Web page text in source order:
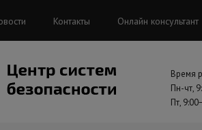
Контакты Онлайн консультант
Время
Пн-чт,
Пт,